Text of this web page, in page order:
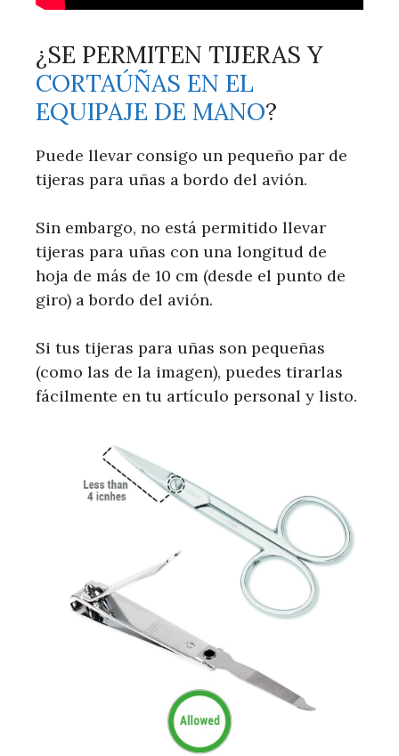
¿SE PERMITEN TIJERAS Y
CORTAÚÑAS EN EL
EQUIPAJE DE MANO?
Puede llevar consigo un pequeño par de
tijeras para uñas a bordo del avión.
Sin embargo, no está permitido llevar
tijeras para uñas con una longitud de
hoja de más de 10 cm (desde el punto de
giro) a bordo del avión.
Si tus tijeras para uñas son pequeñas
(como las de la imagen), puedes tirarlas
fácilmente en tu artículo personal y listo.